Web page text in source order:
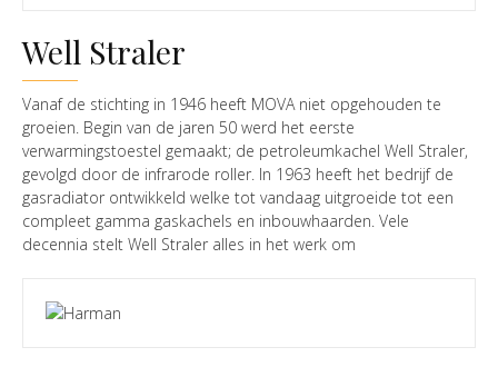
company as one of today’s market leaders. Extraflame has
of thermal solar panel technology, and has developed a new,
optimised system for independent central heating and hot
water production that represents a valid alternative to
conventional gas or fuel oil systems.
Well Straler
Vanaf de stichting in 1946 heeft MOVA niet opgehouden te
groeien. Begin van de jaren 50 werd het eerste
verwarmingstoestel gemaakt; de petroleumkachel Well Straler,
gevolgd door de infrarode roller. In 1963 heeft het bedrijf de
gasradiator ontwikkeld welke tot vandaag uitgroeide tot een
compleet gamma gaskachels en inbouwhaarden. Vele
decennia stelt Well Straler alles in het werk om
conceptie en fabricatie, vanaf het ontwerpen tot het monteren